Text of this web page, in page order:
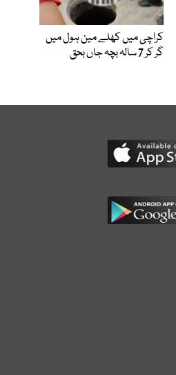
کراچی میں کھلے مین ہول میں
گر کر 7 سالہ بچہ جاں بحق